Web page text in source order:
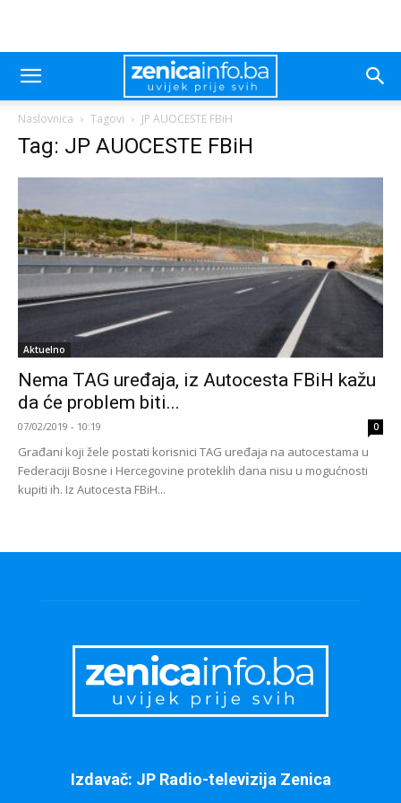
Naslovnica Tagovi JP AUOCESTE FBiH
Tag: JP AUOCESTE FBiH
Aktuelno
Nema TAG uređaja, iz Autocesta FBiH kažu
da će problem biti...
07/02/2019 - 10:19 0
Građani koji žele postati korisnici TAG uređaja na autocestama u
Federaciji Bosne i Hercegovine proteklih dana nisu u mogućnosti
kupiti ih. Iz Autocesta FBiH...
Izdavač: JP Radio-televizija Zenica